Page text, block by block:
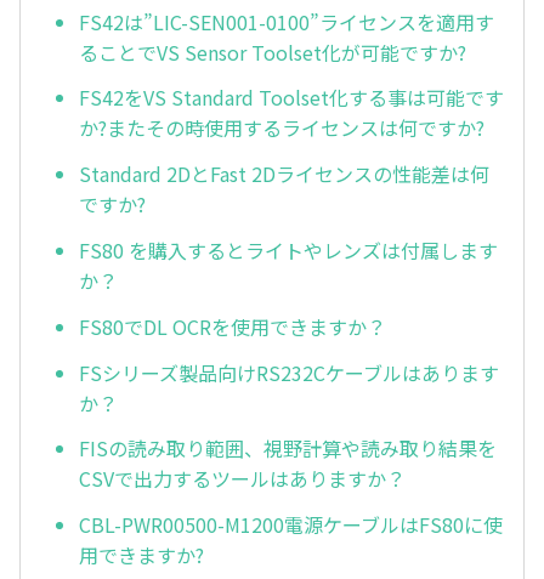
FS42は”LIC-SEN001-0100”ライセンスを適用す
ることでVS Sensor Toolset化が可能ですか?
FS42をVS Standard Toolset化する事は可能です
か?またその時使用するライセンスは何ですか?
Standard 2DとFast 2Dライセンスの性能差は何
ですか?
FS80 を購入するとライトやレンズは付属します
か？
FS80でDL OCRを使用できますか？
FSシリーズ製品向けRS232Cケーブルはあります
か？
FISの読み取り範囲、視野計算や読み取り結果を
CSVで出力するツールはありますか？
CBL-PWR00500-M1200電源ケーブルはFS80に使
用できますか?